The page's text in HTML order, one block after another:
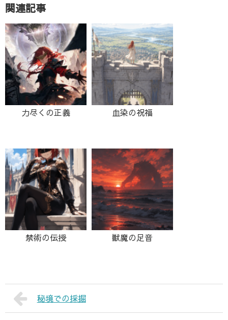
関連記事
力尽くの正義 血染の祝福
禁術の伝授 獣魔の足音
秘境での採掘